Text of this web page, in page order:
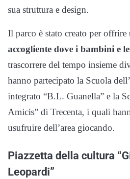
sua struttura e design.
Il parco è stato creato per offrire
accogliente dove i bambini e
trascorrere del tempo insieme
hanno partecipato la Scuola
integrato “B.L. Guanella” e la
Amicis” di Trecenta, i quali
usufruire dell’area giocando.
Piazzetta della cultura
Leopardi”